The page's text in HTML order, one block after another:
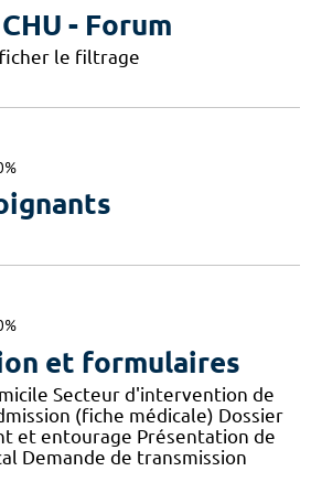
- Forum
le filtrage
et formulaires
Secteur d'intervention de
(fiche médicale) Dossier
et entourage Présentation de
Demande de transmission